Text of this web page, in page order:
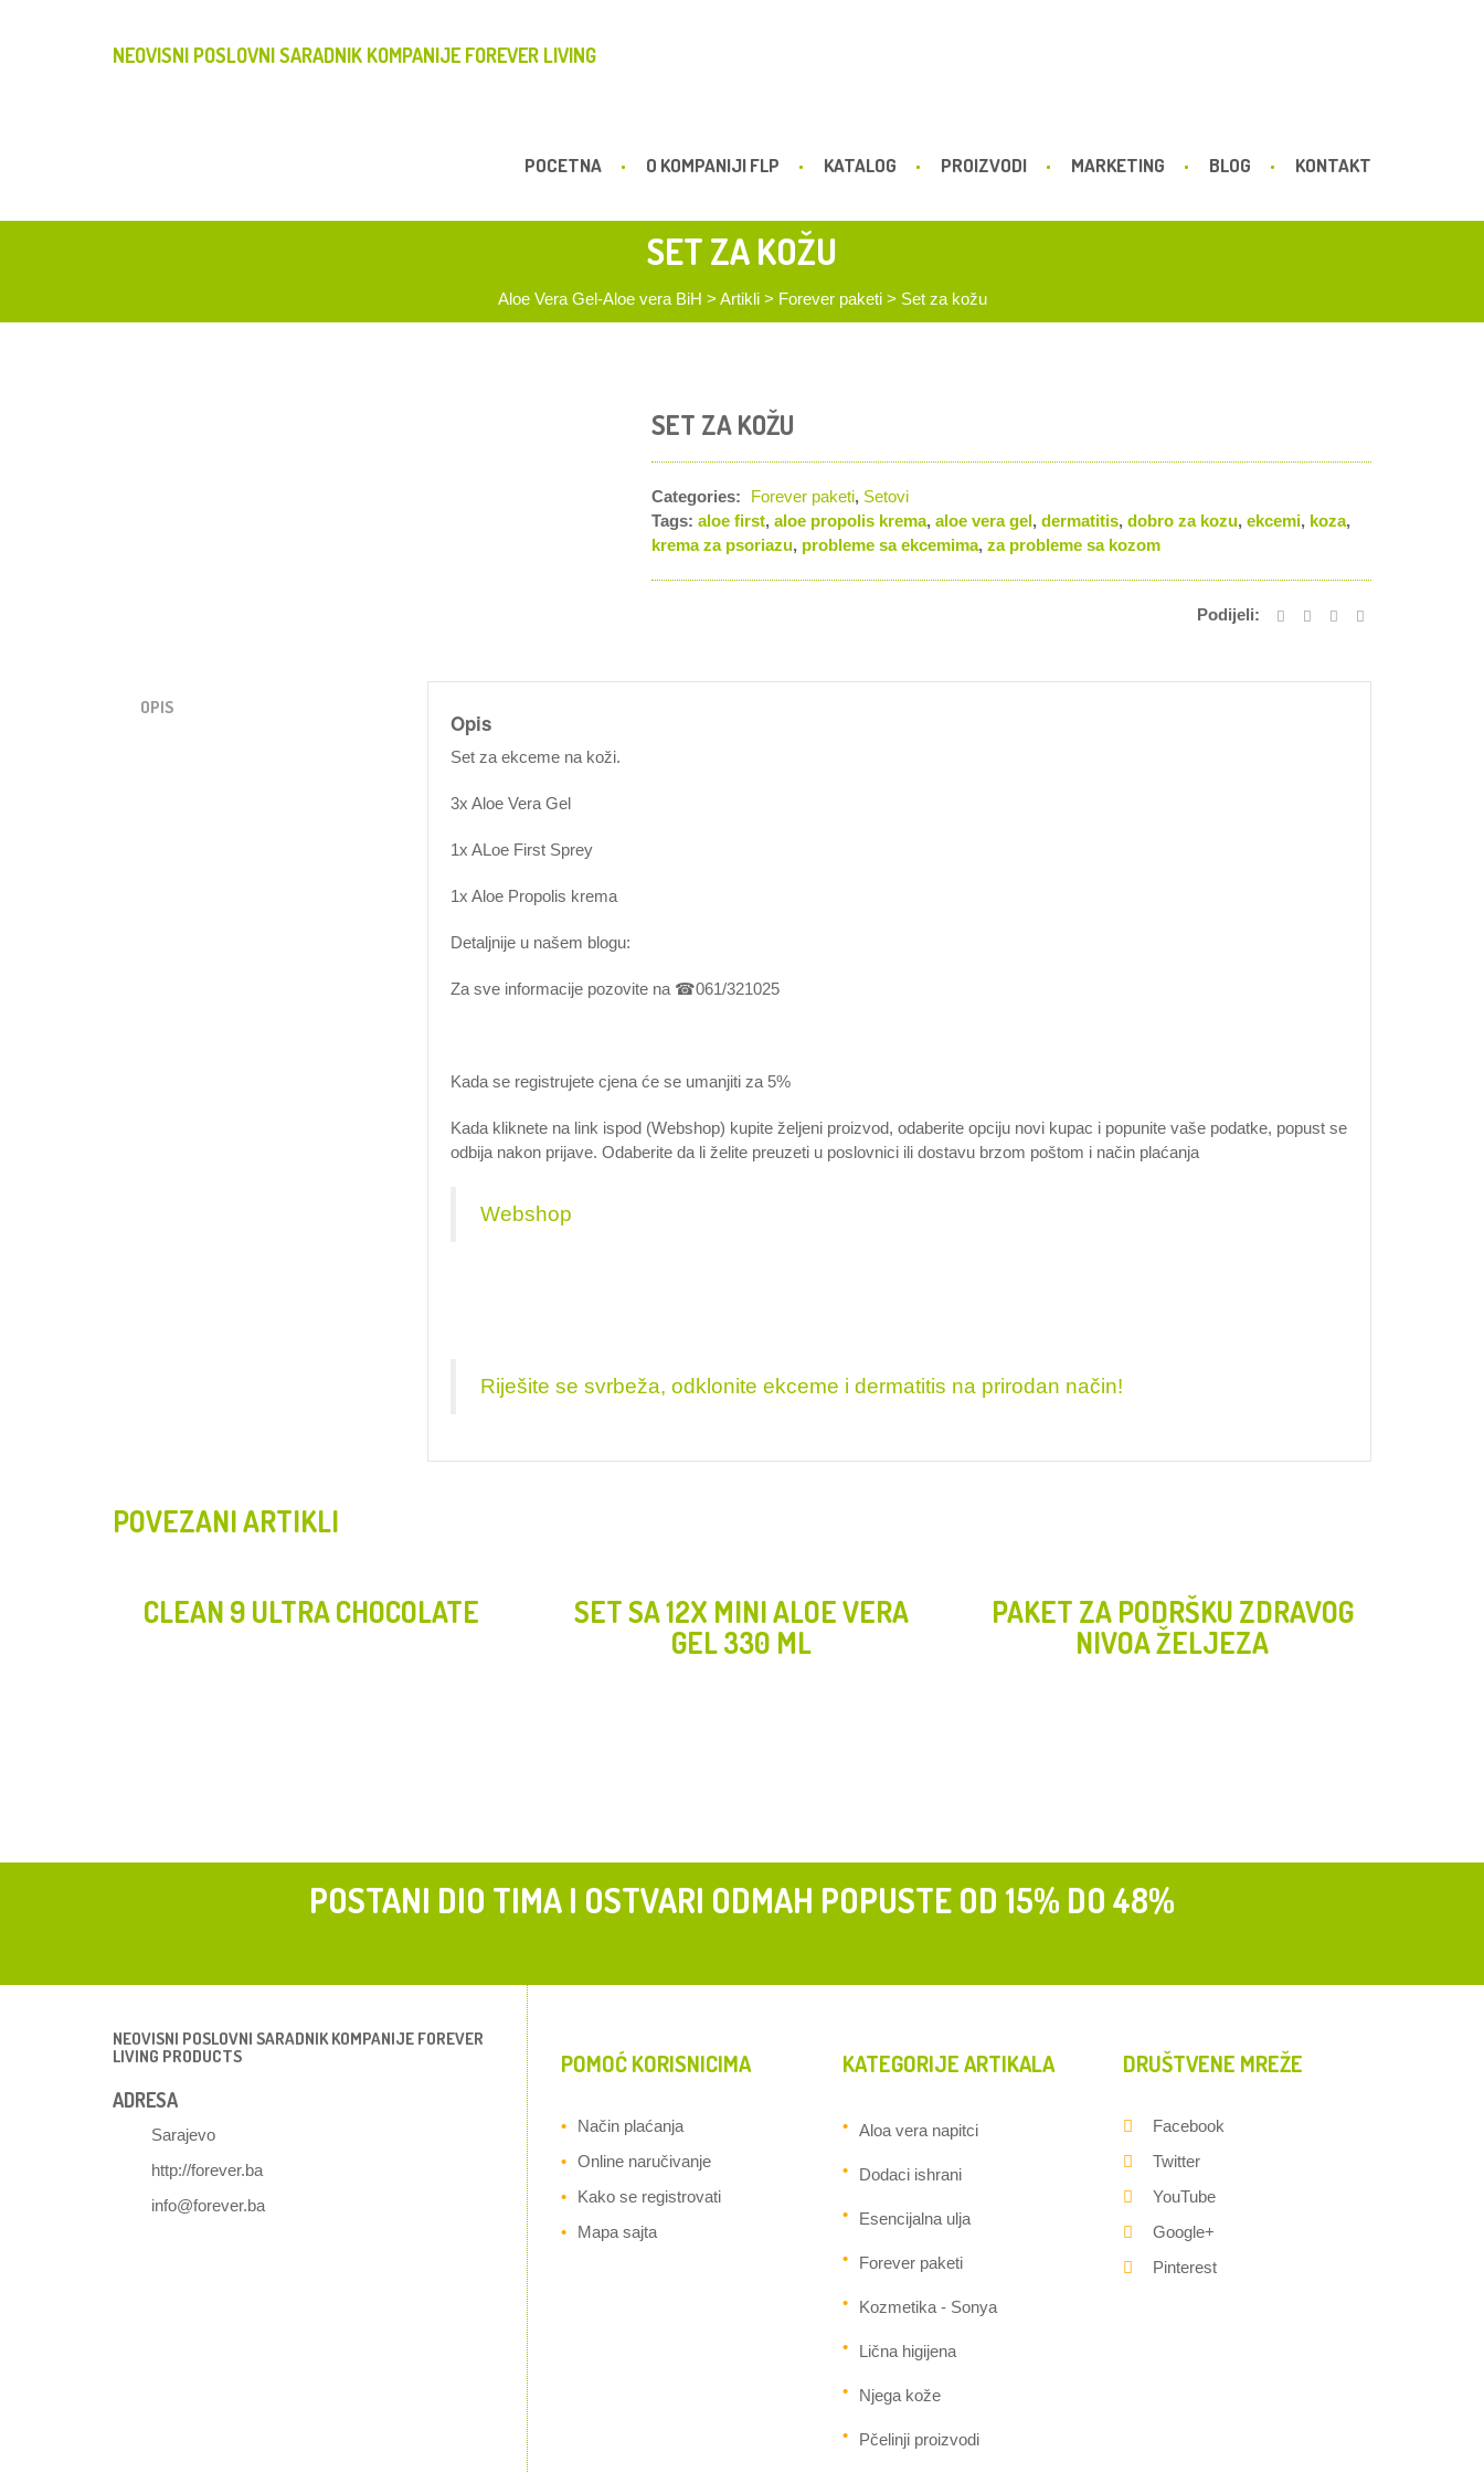
NEOVISNI POSLOVNI SARADNIK KOMPANIJE FOREVER LIVING
POCETNA O KOMPANIJI FLP KATALOG PROIZVODI MARKETING BLOG KONTAKT
SET ZA KOŽU
Aloe Vera Gel-Aloe vera BiH > Artikli> Forever paketi> Set za kožu
SET ZA KOŽU
Categories: Forever paketi, Setovi
Tags: aloe first, aloe propolis krema, aloe vera gel, dermatitis, dobro za kozu, ekcemi, koza,
krema za psoriazu, probleme sa ekcemima, za probleme sa kozom
Podijeli:
OPIS
Opis
Set za ekceme na koži.
3x Aloe Vera Gel
1x ALoe First Sprey
1x Aloe Propolis krema
Detaljnije u našem blogu:
Za sve informacije pozovite na ☎061/321025
Kada se registrujete cjena će se umanjiti za 5%
Kada kliknete na link ispod (Webshop) kupite željeni proizvod, odaberite opciju novi kupac i popunite vaše podatke, popust se
odbija nakon prijave. Odaberite da li želite preuzeti u poslovnici ili dostavu brzom poštom i način plaćanja
Webshop
Riješite se svrbeža, odklonite ekceme i dermatitis na prirodan način!
POVEZANI ARTIKLI
CLEAN 9 ULTRA CHOCOLATE
SET SA 12X MINI ALOE VERA
GEL 330 ML
PAKET ZA PODRŠKU ZDRAVOG
NIVOA ŽELJEZA
POSTANI DIO TIMA I OSTVARI ODMAH POPUSTE OD 15% DO 48%
NEOVISNI POSLOVNI SARADNIK KOMPANIJE FOREVER
LIVING PRODUCTS
ADRESA
Sarajevo
http://forever.ba
info@forever.ba
POMOĆ KORISNICIMA
Način plaćanja
Online naručivanje
Kako se registrovati
Mapa sajta
KATEGORIJE ARTIKALA
Aloa vera napitci
Dodaci ishrani
Esencijalna ulja
Forever paketi
Kozmetika - Sonya
Lična higijena
Njega kože
Pčelinji proizvodi
DRUŠTVENE MREŽE
Facebook
Twitter
YouTube
Google+
Pinterest